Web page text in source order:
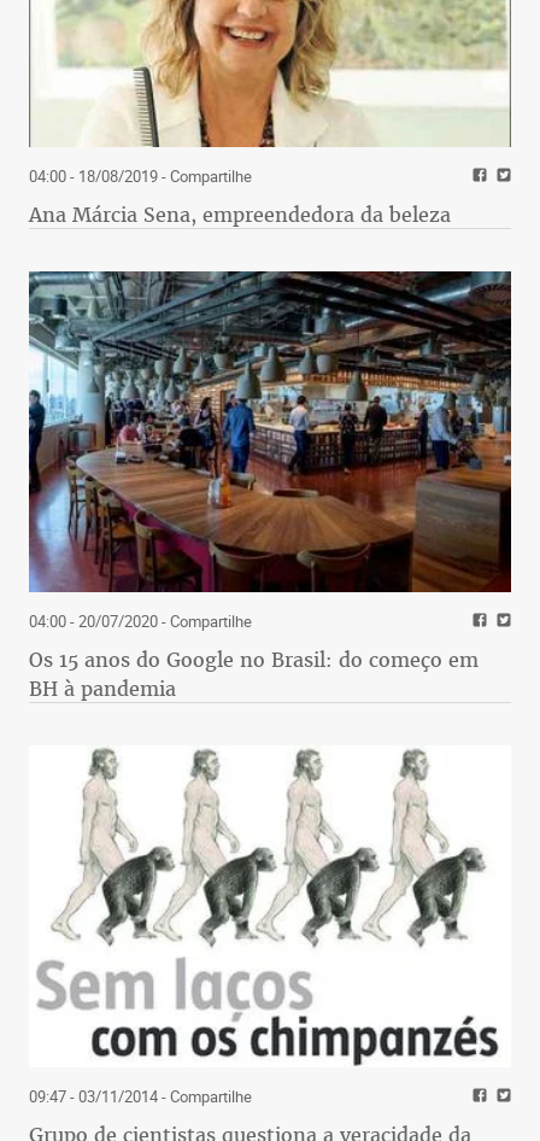
04:00 - 18/08/2019- Compartilhe
Ana Márcia Sena, empreendedora da beleza
04:00 - 20/07/2020- Compartilhe
Os 15 anos do Google no Brasil: do começo em
BH à pandemia
09:47 - 03/11/2014- Compartilhe
Grupo de cientistas questiona a veracidade da